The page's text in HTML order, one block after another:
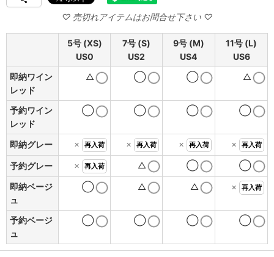
5号 (XS)
US0
7号 (S)
US2
9号 (M)
US4
11号 (L)
US6
即納ワイン
レッド
△ ◯ ◯ △
予約ワイン
レッド
◯ ◯ ◯ ◯
即納グレー × 再入荷 × 再入荷 × 再入荷 × 再入荷
予約グレー × 再入荷 △ ◯ ◯
即納ベージ
ュ
◯ △ △ × 再入荷
予約ベージ
ュ
◯ ◯ ◯ ◯